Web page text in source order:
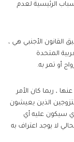
الرئيسية لعدم
القانون الأجنبي هي ،
المتحدة
أو تمر به.
، ربما كان الأمر
الذين يعيشون
سيكون عليه أي
لا يوجد اعتراف به